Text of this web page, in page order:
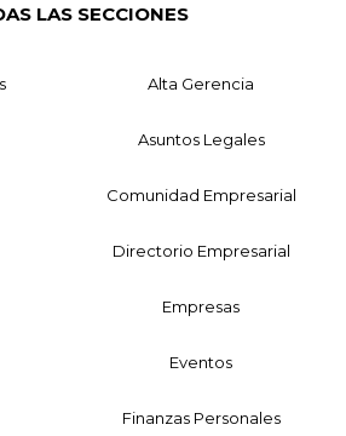
LAS SECCIONES
Alta Gerencia
Asuntos Legales
Comunidad Empresarial
Directorio Empresarial
Empresas
Eventos
Finanzas Personales